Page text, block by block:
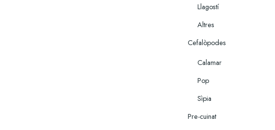
Llagostí
Altres
Cefalòpodes
Calamar
Pop
Sìpia
Pre-cuinat